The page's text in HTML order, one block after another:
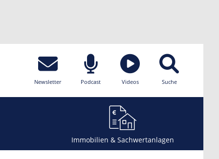
Newsletter Podcast Videos Suche
Immobilien & Sachwertanlagen